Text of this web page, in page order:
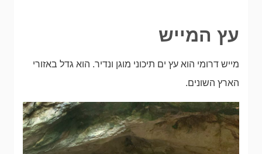
עץ המייש
מייש דרומי הוא עץ ים תיכוני מוגן ונדיר. הוא גדל באזורי
הארץ השונים.